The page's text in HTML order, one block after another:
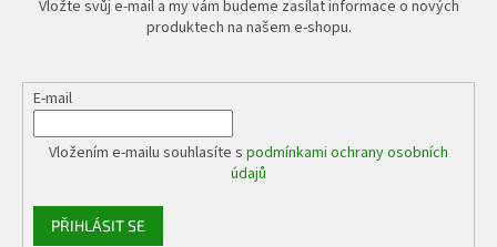
Vložte svůj e-mail a my vám budeme zasílat informace o nových
produktech na našem e-shopu.
E-mail
Vložením e-mailu souhlasíte s podmínkami ochrany osobních
údajů
PŘIHLÁSIT SE